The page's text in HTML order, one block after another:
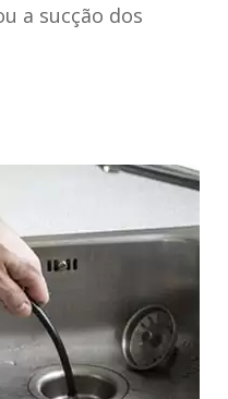
a sucção dos